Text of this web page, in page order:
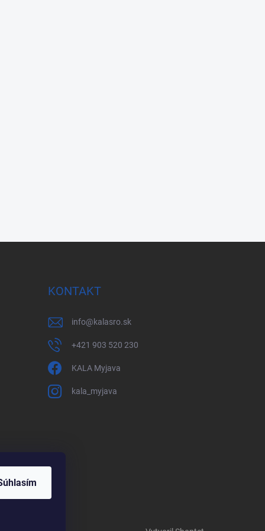
KONTAKT
info@kalasro.sk
+421 903 520 230
KALA Myjava
kala_myjava